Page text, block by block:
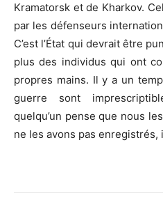
Kramatorsk et de Kharkov.
par les défenseurs
C’est l’État qui devrait être
plus des individus qui ont
propres mains. Il y a un
guerre sont
quelqu’un pense que nous
ne les avons pas enregistrés,